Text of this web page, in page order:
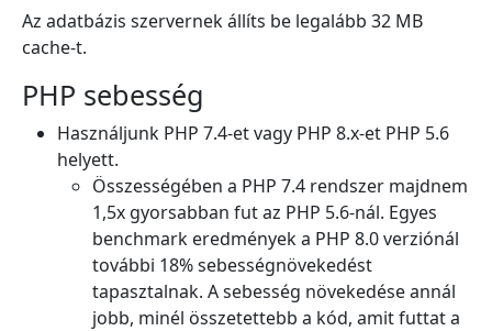
Az adatbázis szervernek állíts be legalább 32 MB
cache-t.
PHP sebesség
Használjunk PHP 7.4-et vagy PHP 8.x-et PHP 5.6
helyett.
Összességében a PHP 7.4 rendszer majdnem
1,5x gyorsabban fut az PHP 5.6-nál. Egyes
benchmark eredmények a PHP 8.0 verziónál
további 18% sebességnövekedést
tapasztalnak. A sebesség növekedése annál
jobb, minél összetettebb a kód, amit futtat a